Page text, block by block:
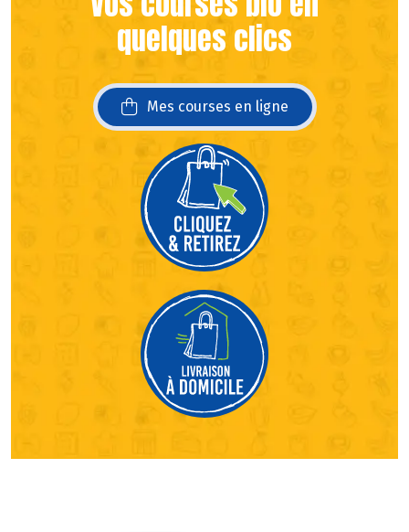
quelques clics
Mes courses en ligne